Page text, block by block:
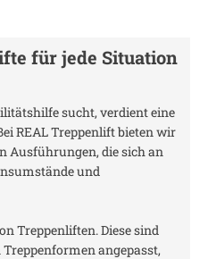
für jede Situation
sucht, verdient eine
REAL Treppenlift bieten wir
Ausführungen, die sich an
und
Treppenliften. Diese sind
angepasst,